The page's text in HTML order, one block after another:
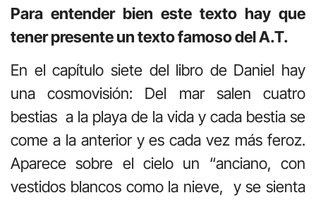
Para entender bien este texto hay que
tener presente un texto famoso del A.T.
En el capítulo siete del libro de Daniel hay
una cosmovisión: Del mar salen cuatro
bestias a la playa de la vida y cada bestia se
come a la anterior y es cada vez más feroz.
Aparece sobre el cielo un “anciano, con
vestidos blancos como la nieve, y se sienta